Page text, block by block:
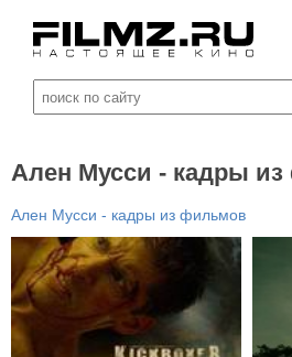
Ален Мусси - кадры
Ален Мусси - кадры из фильмов